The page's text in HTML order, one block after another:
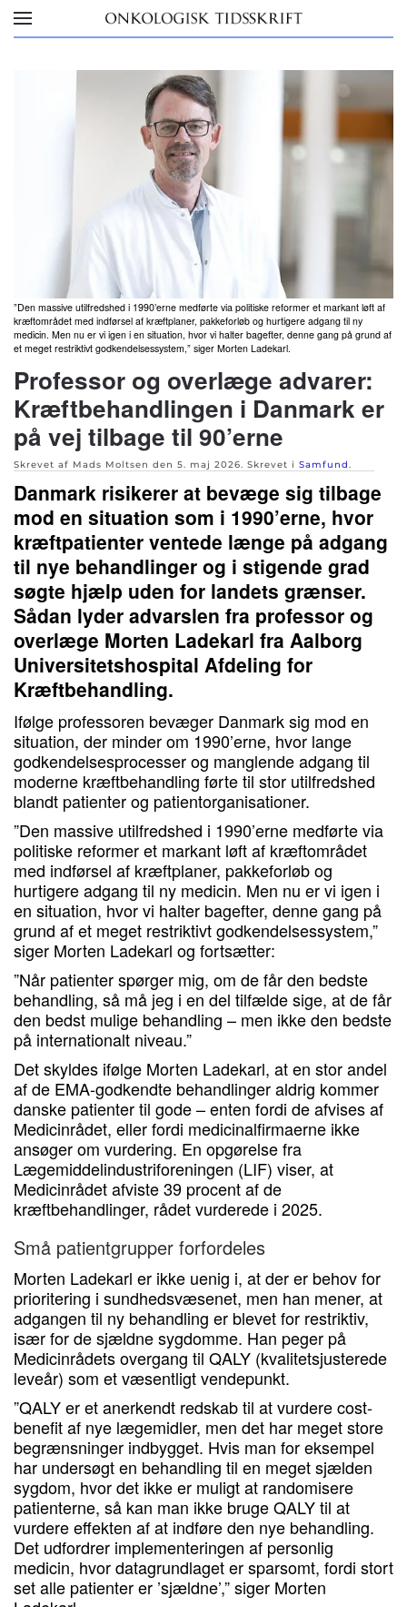
Skip to main content
”Den massive utilfredshed i 1990’erne medførte via politiske reformer et markant løft af
kræftområdet med indførsel af kræftplaner, pakkeforløb og hurtigere adgang til ny
medicin. Men nu er vi igen i en situation, hvor vi halter bagefter, denne gang på grund af
et meget restriktivt godkendelsessystem,” siger Morten Ladekarl.
Professor og overlæge advarer:
Kræftbehandlingen i Danmark er
på vej tilbage til 90’erne
Skrevet af Mads Moltsen den 5. maj 2026. Skrevet i Samfund.
Danmark risikerer at bevæge sig tilbage
mod en situation som i 1990’erne, hvor
kræftpatienter ventede længe på adgang
til nye behandlinger og i stigende grad
søgte hjælp uden for landets grænser.
Sådan lyder advarslen fra professor og
overlæge Morten Ladekarl fra Aalborg
Universitetshospital Afdeling for
Kræftbehandling.
Ifølge professoren bevæger Danmark sig mod en
situation, der minder om 1990’erne, hvor lange
godkendelsesprocesser og manglende adgang til
moderne kræftbehandling førte til stor utilfredshed
blandt patienter og patientorganisationer.
”Den massive utilfredshed i 1990’erne medførte via
politiske reformer et markant løft af kræftområdet
med indførsel af kræftplaner, pakkeforløb og
hurtigere adgang til ny medicin. Men nu er vi igen i
en situation, hvor vi halter bagefter, denne gang på
grund af et meget restriktivt godkendelsessystem,”
siger Morten Ladekarl og fortsætter:
”Når patienter spørger mig, om de får den bedste
behandling, så må jeg i en del tilfælde sige, at de får
den bedst mulige behandling – men ikke den bedste
på internationalt niveau.”
Det skyldes ifølge Morten Ladekarl, at en stor andel
af de EMA-godkendte behandlinger aldrig kommer
danske patienter til gode – enten fordi de afvises af
Medicinrådet, eller fordi medicinalfirmaerne ikke
ansøger om vurdering. En opgørelse fra
Lægemiddelindustriforeningen (LIF) viser, at
Medicinrådet afviste 39 procent af de
kræftbehandlinger, rådet vurderede i 2025.
Små patientgrupper forfordeles
Morten Ladekarl er ikke uenig i, at der er behov for
prioritering i sundhedsvæsenet, men han mener, at
adgangen til ny behandling er blevet for restriktiv,
især for de sjældne sygdomme. Han peger på
Medicinrådets overgang til QALY (kvalitetsjusterede
leveår) som et væsentligt vendepunkt.
”QALY er et anerkendt redskab til at vurdere cost-
benefit af nye lægemidler, men det har meget store
begrænsninger indbygget. Hvis man for eksempel
har undersøgt en behandling til en meget sjælden
sygdom, hvor det ikke er muligt at randomisere
patienterne, så kan man ikke bruge QALY til at
vurdere effekten af at indføre den nye behandling.
Det udfordrer implementeringen af personlig
medicin, hvor datagrundlaget er sparsomt, fordi stort
set alle patienter er ’sjældne’,” siger Morten